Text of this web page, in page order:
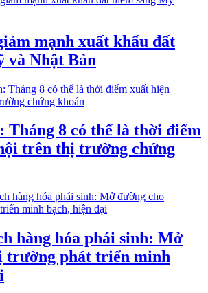
mạnh xuất khẩu đất
và Nhật Bản
Tháng 8 có thể là thời điểm
trên thị trường chứng
hàng hóa phái sinh: Mở
trường phát triển minh